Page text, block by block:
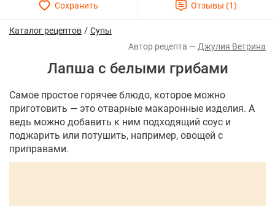
Каталог рецептов / Супы
Джулия Ветрина
Лапша с белыми грибами
Самое простое горячее блюдо, которое можно
приготовить — это отварные макаронные изделия. А
ведь можно добавить к ним подходящий соус и
поджарить или потушить, например, овощей с
приправами.